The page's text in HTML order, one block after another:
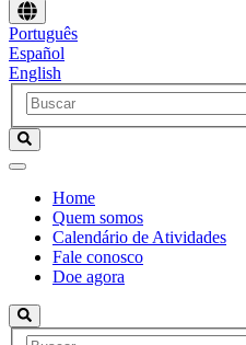
Escolha
um
idioma
Português
Español
English
Navegación
principal
Home
Quem somos
Calendário de Atividades
Fale conosco
Doe agora